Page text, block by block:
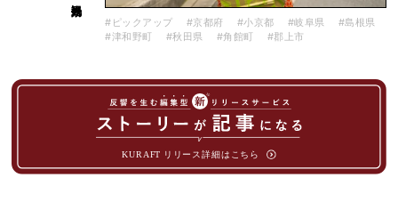
#ピックアップ #京都府 #小京都 #岐阜県
#島根県
#津和野町
#秋田県 #角館町 #郡上市